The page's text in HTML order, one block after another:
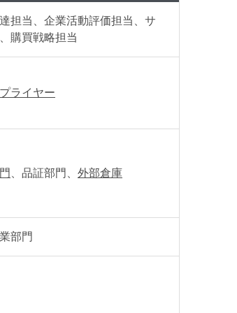
達担当、企業活動評価担当、サ
購買戦略担当
ライヤー
、品証部門、 外部倉庫
業部門